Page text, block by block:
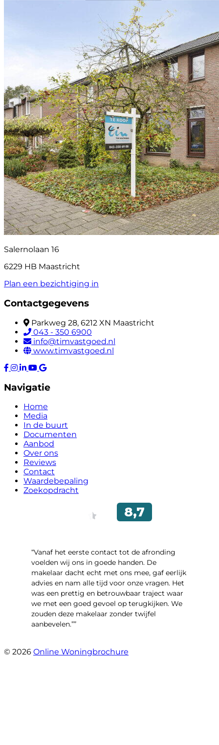
Salernolaan 16
6229 HB Maastricht
Plan een bezichtiging in
Contactgegevens
Parkweg 28, 6212 XN Maastricht
043 - 350 6900
info@timvastgoed.nl
www.timvastgoed.nl
Navigatie
Home
Media
In de buurt
Documenten
Aanbod
Over ons
Reviews
Contact
Waardebepaling
Zoekopdracht
“Vanaf het eerste contact tot de afronding
voelden wij ons in goede handen. De
makelaar dacht echt met ons mee, gaf eerlijk
advies en nam alle tijd voor onze vragen. Het
was een prettig en betrouwbaar traject waar
we met een goed gevoel op terugkijken. We
zouden deze makelaar zonder twijfel
aanbevelen.””
© 2026 Online Woningbrochure